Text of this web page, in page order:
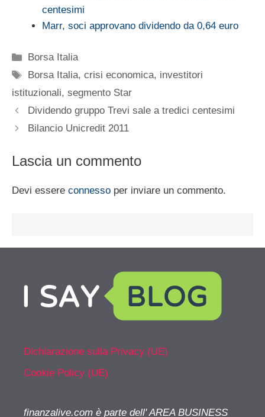
centesimi
Marr, soci approvano dividendo da 0,64 euro
Categorie
Borsa Italia
Tag
Borsa Italia,crisi economica, investitori
istituzionali, segmento Star
Dividendo gruppo Trevi sale a tredici centesimi
Bilancio Unicredit 2011
Lascia un commento
Devi essere connesso per inviare un commento.
Dichiarazione sulla Privacy (UE)
Cookie Policy (UE)
finanzalive.com è parte dell' AREA BUSINESS